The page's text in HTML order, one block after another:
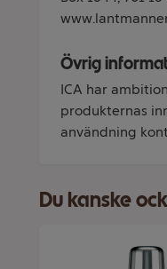
Övrig
ICA har
produkternas
användning
Du kanske